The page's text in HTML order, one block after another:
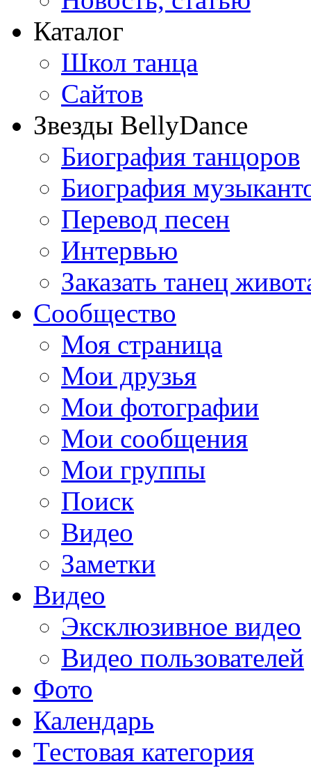
Каталог
Школ танца
Сайтов
Звезды BellyDance
Биография танцоров
Биография
Перевод песен
Интервью
Заказать танец
Сообщество
Моя страница
Мои друзья
Мои фотографии
Мои сообщения
Мои группы
Поиск
Видео
Заметки
Видео
Эксклюзивное видео
Видео пользователей
Фото
Календарь
Тестовая категория